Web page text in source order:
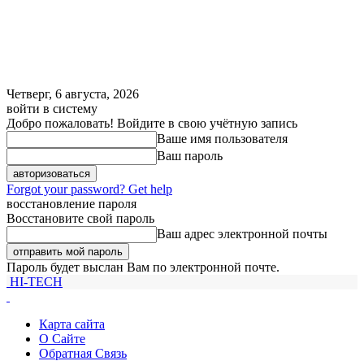
Четверг, 6 августа, 2026
войти в систему
Добро пожаловать! Войдите в свою учётную запись
Ваше имя пользователя
Ваш пароль
Forgot your password? Get help
восстановление пароля
Восстановите свой пароль
Ваш адрес электронной почты
Пароль будет выслан Вам по электронной почте.
HI-TECH
Карта сайта
О Сайте
Обратная Связь